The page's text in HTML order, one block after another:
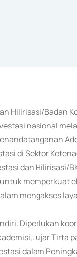
Hilirisasi/Badan
nasional
di Sektor
dan Hilirisasi/
memperkuat
mengakses
Diperlukan
ujar Tirta
dalam